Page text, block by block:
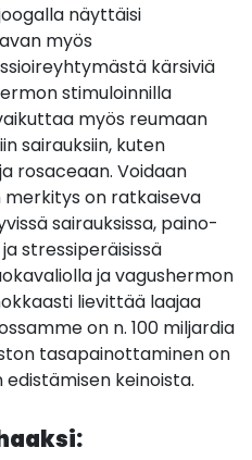
näyttäisi
myös
kärsiviä
stimuloinnilla
myös reumaan
sairauksiin, kuten
rosaceaan. Voidaan
on ratkaiseva
sairauksissa, paino-
stressiperäisissä
ja vagushermon
lievittää laajaa
on n. 100 miljardia
tasapainottaminen on
keinoista.